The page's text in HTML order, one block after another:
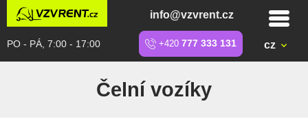
info@vzvrent.cz
PO - PÁ, 7:00 - 17:00 +420 777 333 131 cz
Čelní vozíky